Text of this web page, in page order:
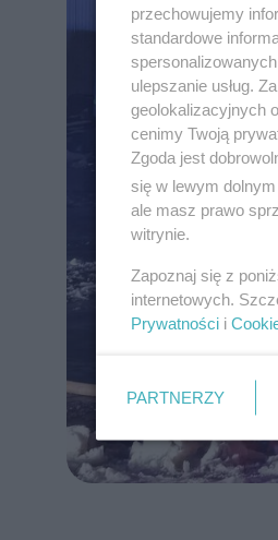
przechowujemy
standardowe
ulepszanie usług.
geolokalizacyjnych
cenimy Twoją
Zgoda jest
się w lewym
ale masz prawo
witrynie.
Zapoznaj się z
internetowych.
Prywatności i
PARTNERZY